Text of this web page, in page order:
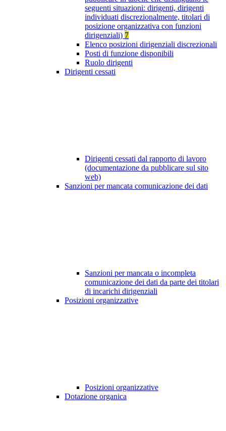
seguenti situazioni: dirigenti, dirigenti
individuati discrezionalmente, titolari di
posizione organizzativa con funzioni
dirigenziali) 7
Elenco posizioni dirigenziali discrezionali
Posti di funzione disponibili
Ruolo dirigenti
Dirigenti cessati
Dirigenti cessati dal rapporto di lavoro
(documentazione da pubblicare sul sito
web)
Sanzioni per mancata comunicazione dei dati
Sanzioni per mancata o incompleta
comunicazione dei dati da parte dei titolari
di incarichi dirigenziali
Posizioni organizzative
Posizioni organizzative
Dotazione organica